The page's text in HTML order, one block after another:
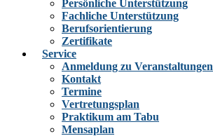
Persönliche Unterstützung
Fachliche Unterstützung
Berufsorientierung
Zertifikate
Service
Anmeldung zu Veranstaltungen
Kontakt
Termine
Vertretungsplan
Praktikum am Tabu
Mensaplan